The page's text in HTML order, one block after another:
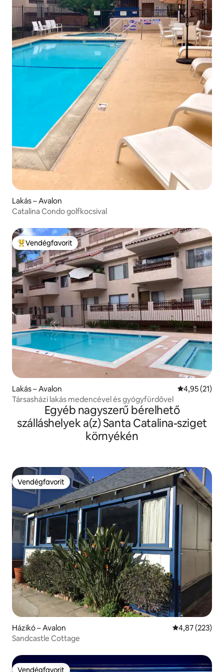
Lakás – Avalon
Catalina Condo golfkocsival
Kiemelt vendégfavorit
Vendégfavorit
Lakás – Avalon Átlagos
4,95 (21)
Társasházi lakás medencével és gyógyfürdővel
Egyéb nagyszerű bérelhető
szálláshelyek a(z) Santa Catalina-sziget
környékén
Vendégfavorit
Vendégfavorit
Házikó – Avalon Átlagos
4,87 (223)
Sandcastle Cottage
Vendégfavorit